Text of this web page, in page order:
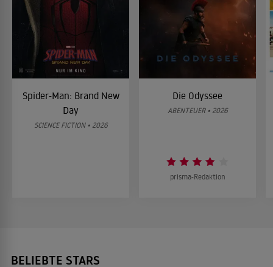
Spider-Man: Brand New
Day
SCIENCE FICTION • 2026
Die Odyssee
ABENTEUER • 2026
prisma-Redaktion
BELIEBTE STARS